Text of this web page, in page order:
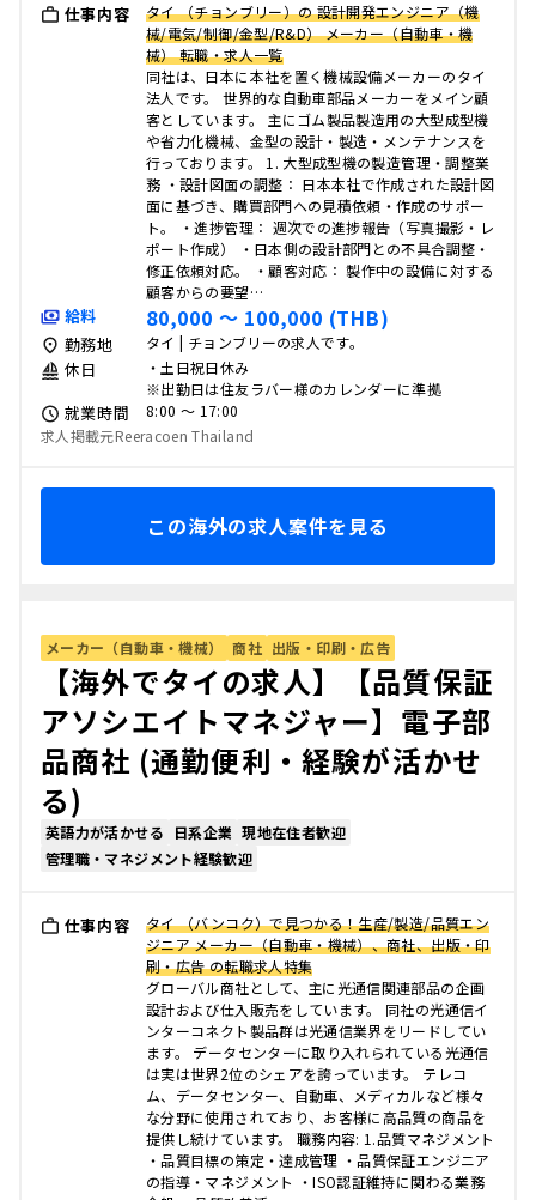
仕事内容
タイ （チョンブリー）の 設計開発エンジニア（機
械/電気/制御/金型/R&D） メーカー（自動車・機
械） 転職・求人一覧
同社は、日本に本社を置く機械設備メーカーのタイ
法人です。 世界的な自動車部品メーカーをメイン顧
客としています。 主にゴム製品製造用の大型成型機
や省力化機械、金型の設計・製造・メンテナンスを
行っております。 1. 大型成型機の製造管理・調整業
務 ・設計図面の調整： 日本本社で作成された設計図
面に基づき、購買部門への見積依頼・作成のサポー
ト。 ・進捗管理： 週次での進捗報告（写真撮影・レ
ポート作成） ・日本側の設計部門との不具合調整・
修正依頼対応。 ・顧客対応： 製作中の設備に対する
顧客からの要望…
給料 80,000 〜 100,000 (THB)
勤務地 タイ | チョンブリーの求人です。
休日
・土日祝日休み
※出勤日は住友ラバー様のカレンダーに準拠
就業時間
8:00 〜 17:00
求人掲載元Reeracoen Thailand
この海外の求人案件を見る
メーカー（自動車・機械） 商社 出版・印刷・広告
【海外でタイの求人】【品質保証
アソシエイトマネジャー】電子部
品商社 (通勤便利・経験が活かせ
る)
英語力が活かせる 日系企業 現地在住者歓迎
管理職・マネジメント経験歓迎
仕事内容
タイ （バンコク）で見つかる！生産/製造/品質エン
ジニア メーカー（自動車・機械）、商社、出版・印
刷・広告 の転職求人特集
グローバル商社として、主に光通信関連部品の企画
設計および仕入販売をしています。 同社の光通信イ
ンターコネクト製品群は光通信業界をリードしてい
ます。 データセンターに取り入れられている光通信
は実は世界2位のシェアを誇っています。 テレコ
ム、データセンター、自動車、メディカルなど様々
な分野に使用されており、お客様に高品質の商品を
提供し続けています。 職務内容: 1.品質マネジメント
・品質目標の策定・達成管理 ・品質保証エンジニア
の指導・マネジメント ・ISO認証維持に関わる業務